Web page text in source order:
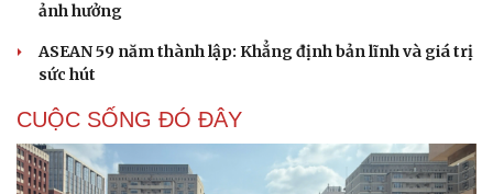
ảnh hưởng
ASEAN 59 năm thành lập: Khẳng định bản lĩnh và giá trị
sức hút
CUỘC SỐNG ĐÓ ĐÂY